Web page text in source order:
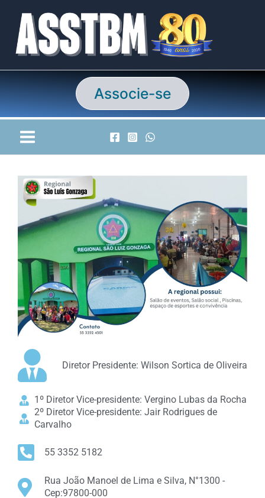
conteúdo
Associe-se
Diretor Presidente: Wilson Sortica de Oliveira
1º Diretor Vice-presidente: Vergino Lubas da Rocha
2º Diretor Vice-presidente: Jair Rodrigues de
Carvalho
55 3352 5182
Rua João Manoel de Lima e Silva, N°1300 -
Cep:97800-000